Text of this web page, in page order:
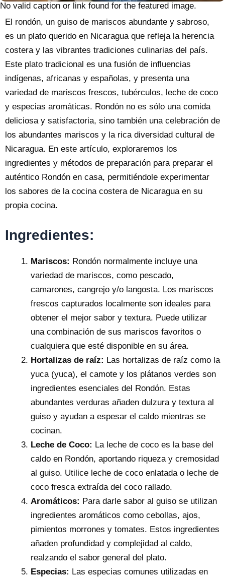
No valid caption or link found for the featured image.
El rondón, un guiso de mariscos abundante y sabroso,
es un plato querido en Nicaragua que refleja la herencia
costera y las vibrantes tradiciones culinarias del país.
Este plato tradicional es una fusión de influencias
indígenas, africanas y españolas, y presenta una
variedad de mariscos frescos, tubérculos, leche de coco
y especias aromáticas. Rondón no es sólo una comida
deliciosa y satisfactoria, sino también una celebración de
los abundantes mariscos y la rica diversidad cultural de
Nicaragua. En este artículo, exploraremos los
ingredientes y métodos de preparación para preparar el
auténtico Rondón en casa, permitiéndole experimentar
los sabores de la cocina costera de Nicaragua en su
propia cocina.
Ingredientes:
Mariscos: Rondón normalmente incluye una
variedad de mariscos, como pescado,
camarones, cangrejo y/o langosta. Los mariscos
frescos capturados localmente son ideales para
obtener el mejor sabor y textura. Puede utilizar
una combinación de sus mariscos favoritos o
cualquiera que esté disponible en su área.
Hortalizas de raíz: Las hortalizas de raíz como la
yuca (yuca), el camote y los plátanos verdes son
ingredientes esenciales del Rondón. Estas
abundantes verduras añaden dulzura y textura al
guiso y ayudan a espesar el caldo mientras se
cocinan.
Leche de Coco: La leche de coco es la base del
caldo en Rondón, aportando riqueza y cremosidad
al guiso. Utilice leche de coco enlatada o leche de
coco fresca extraída del coco rallado.
Aromáticos: Para darle sabor al guiso se utilizan
ingredientes aromáticos como cebollas, ajos,
pimientos morrones y tomates. Estos ingredientes
añaden profundidad y complejidad al caldo,
realzando el sabor general del plato.
Especias: Las especias comunes utilizadas en